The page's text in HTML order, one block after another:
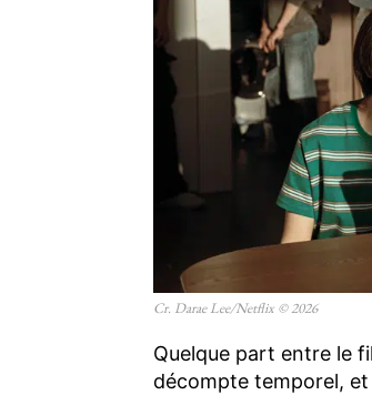
Cr. Darae Lee/Netflix © 2026
Quelque part entre le
décompte temporel, et